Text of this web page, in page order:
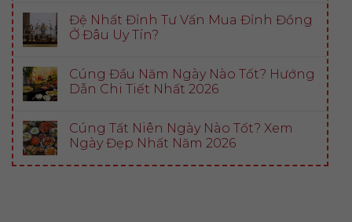
Đệ Nhất Đỉnh Tư Vấn Mua Đỉnh Đồng
Ở Đâu Uy Tín?
Cúng Đầu Năm Ngày Nào Tốt? Hướng
Dẫn Chi Tiết Nhất 2026
Cúng Tất Niên Ngày Nào Tốt? Xem
Ngày Đẹp Nhất Năm 2026